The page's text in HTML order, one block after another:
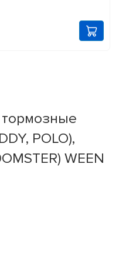
POLO),
WEEN